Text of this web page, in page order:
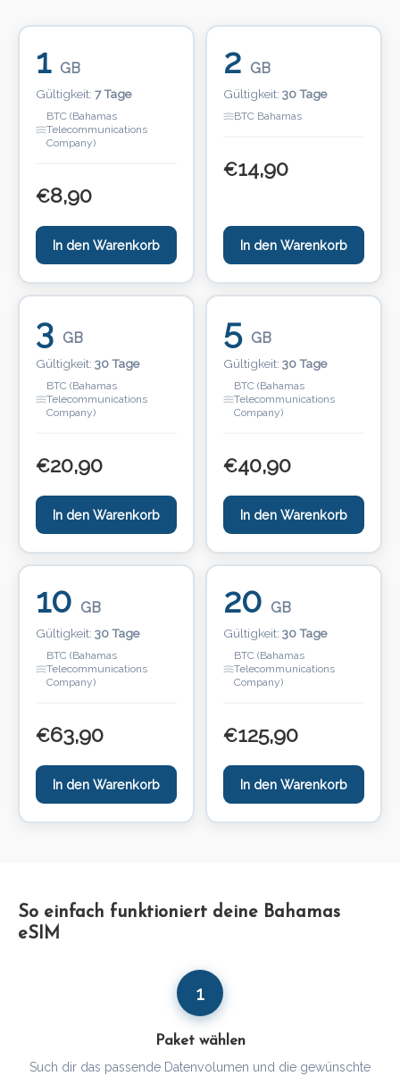
1 GB
Gültigkeit: 7 Tage
BTC (Bahamas
Telecommunications
Company)
€8,90
In den Warenkorb
2 GB
Gültigkeit: 30 Tage
BTC Bahamas
€14,90
In den Warenkorb
3 GB
Gültigkeit: 30 Tage
BTC (Bahamas
Telecommunications
Company)
€20,90
In den Warenkorb
5 GB
Gültigkeit: 30 Tage
BTC (Bahamas
Telecommunications
Company)
€40,90
In den Warenkorb
10 GB
Gültigkeit: 30 Tage
BTC (Bahamas
Telecommunications
Company)
€63,90
In den Warenkorb
20 GB
Gültigkeit: 30 Tage
BTC (Bahamas
Telecommunications
Company)
€125,90
In den Warenkorb
So einfach funktioniert deine Bahamas
eSIM
1
Paket wählen
Such dir das passende Datenvolumen und die gewünschte